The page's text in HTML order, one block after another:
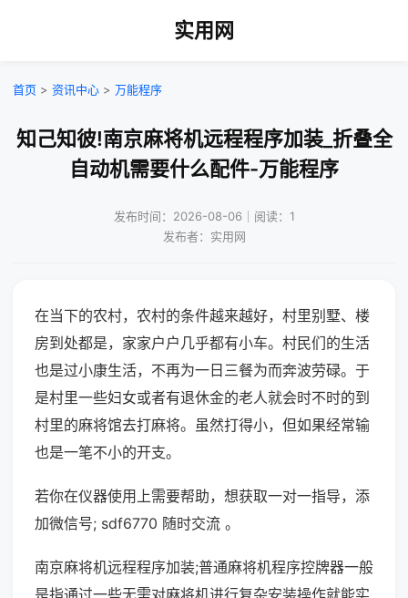
实用网
首页 > 资讯中心 > 万能程序
知己知彼!南京麻将机远程程序加装_折叠全
自动机需要什么配件-万能程序
发布时间：2026-08-06｜阅读：1
发布者：实用网
在当下的农村，农村的条件越来越好，村里别墅、楼
房到处都是，家家户户几乎都有小车。村民们的生活
也是过小康生活，不再为一日三餐为而奔波劳碌。于
是村里一些妇女或者有退休金的老人就会时不时的到
村里的麻将馆去打麻将。虽然打得小，但如果经常输
也是一笔不小的开支。
若你在仪器使用上需要帮助，想获取一对一指导，添
加微信号; sdf6770 随时交流 。
南京麻将机远程程序加装;普通麻将机程序控牌器一般
是指通过一些无需对麻将机进行复杂安装操作就能实